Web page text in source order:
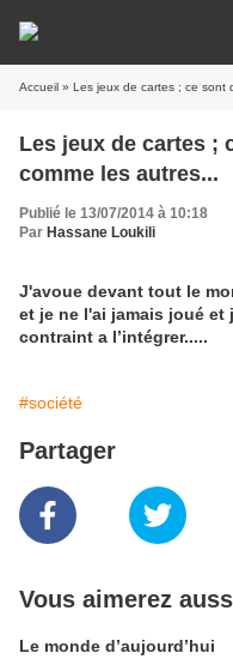
Accueil » Les jeux de cartes ; ce sont
Les jeux de cartes ;
comme les autres...
Publié le 13/07/2014 à 10:18
Par Hassane Loukili
J'avoue devant tout le
et je ne l'ai jamais joué et
contraint a l’intégrer.....
#société
Partager
Vous aimerez
Le monde d’aujourd’hui